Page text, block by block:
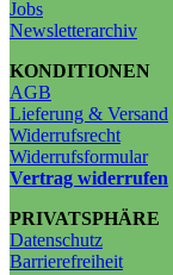
Jobs
Newsletterarchiv
KONDITIONEN
AGB
Lieferung & Versand
Widerrufsrecht
Widerrufsformular
Vertrag widerrufen
PRIVATSPHÄRE
Datenschutz
Barrierefreiheit